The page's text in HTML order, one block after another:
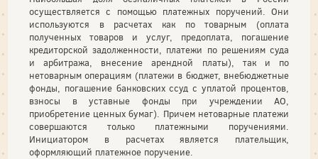
осуществляется с помощью платежных поручений. Они
используются в расчетах как по товарным (оплата
полученных товаров и услуг, предоплата, погашение
кредиторской задолженности, платежи по решениям суда
и арбитража, внесение арендной платы), так и по
нетоварным операциям (платежи в бюджет, внебюджетные
фонды, погашение банковских ссуд с уплатой процентов,
взносы в уставные фонды при учреждении АО,
приобретение ценных бумаг). Причем нетоварные платежи
совершаются только платежными поручениями.
Инициатором в расчетах является плательщик,
оформляющий платежное поручение.